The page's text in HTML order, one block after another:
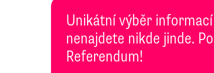
Unikátní výběr
nenajdete nikde jinde.
Referendum!